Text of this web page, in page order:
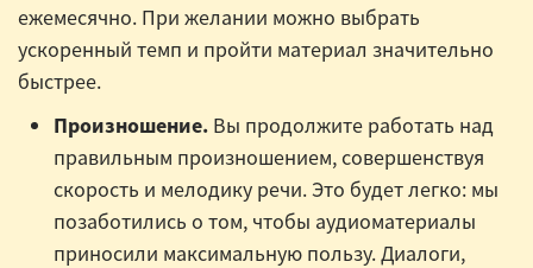
ежемесячно. При желании можно выбрать
ускоренный темп и пройти материал значительно
быстрее.
Произношение. Вы продолжите работать над
правильным произношением, совершенствуя
скорость и мелодику речи. Это будет легко: мы
позаботились о том, чтобы аудиоматериалы
приносили максимальную пользу. Диалоги,